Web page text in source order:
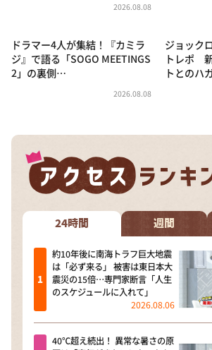
2026.08.08
ドラマー4人が集結！『カミラ
ジ』で語る「SOGO MEETINGS
2」の裏側…
2026.08.08
ジョック
トレポ
トとのハ
24時間 週間
約10年後に南海トラフ巨大地震
は「必ず来る」 被害は東日本大
震災の15倍…専門家断言「人生
のスケジュールに入れて」
2026.08.06
40℃超え続出！ 異常な暑さの原